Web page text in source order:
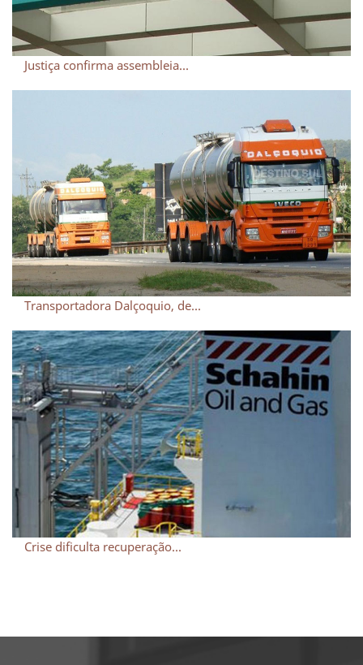
Justiça confirma assembleia...
Transportadora Dalçoquio, de...
Crise dificulta recuperação...